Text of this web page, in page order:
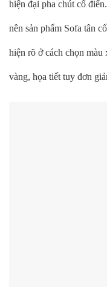
hiện đại pha chút cổ
nên sản phẩm Sofa tân
hiện rõ ở cách chọn màu
vàng, họa tiết tuy đơn